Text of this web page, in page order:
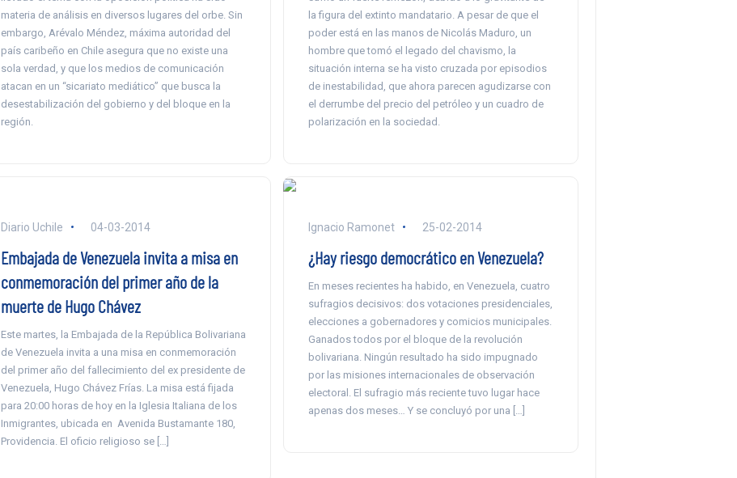
materia de análisis en diversos lugares del orbe. Sin
embargo, Arévalo Méndez, máxima autoridad del
país caribeño en Chile asegura que no existe una
sola verdad, y que los medios de comunicación
atacan en un “sicariato mediático” que busca la
desestabilización del gobierno y del bloque en la
región.
la figura del extinto mandatario. A pesar de que el
poder está en las manos de Nicolás Maduro, un
hombre que tomó el legado del chavismo, la
situación interna se ha visto cruzada por episodios
de inestabilidad, que ahora parecen agudizarse con
el derrumbe del precio del petróleo y un cuadro de
polarización en la sociedad.
Diario Uchile 04-03-2014
Embajada de Venezuela invita a misa en
conmemoración del primer año de la
muerte de Hugo Chávez
Este martes, la Embajada de la República Bolivariana
de Venezuela invita a una misa en conmemoración
del primer año del fallecimiento del ex presidente de
Venezuela, Hugo Chávez Frías. La misa está fijada
para 20:00 horas de hoy en la Iglesia Italiana de los
Inmigrantes, ubicada en Avenida Bustamante 180,
Providencia. El oficio religioso se […]
Ignacio Ramonet 25-02-2014
¿Hay riesgo democrático en Venezuela?
En meses recientes ha habido, en Venezuela, cuatro
sufragios decisivos: dos votaciones presidenciales,
elecciones a gobernadores y comicios municipales.
Ganados todos por el bloque de la revolución
bolivariana. Ningún resultado ha sido impugnado
por las misiones internacionales de observación
electoral. El sufragio más reciente tuvo lugar hace
apenas dos meses… Y se concluyó por una […]